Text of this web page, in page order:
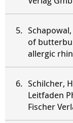
of
allergic
Schilcher,
Leitfaden
Fischer